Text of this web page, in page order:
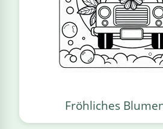
Fröhliches